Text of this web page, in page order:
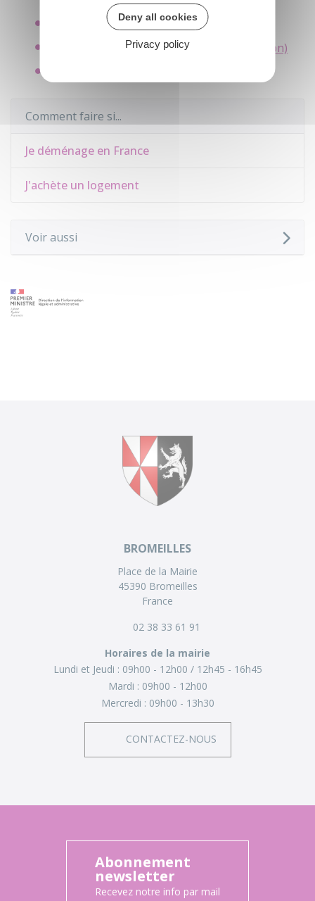
Troubles de voisinage
Vie pratique en logement individuel (maison)
Comment faire si...
Je déménage en France
J'achète un logement
Voir aussi
BROMEILLES
Place de la Mairie
45390 Bromeilles
France
02 38 33 61 91
Horaires de la mairie
Lundi et Jeudi : 09h00 - 12h00
12h45 - 16h45
Mardi : 09h00 - 12h00
Mercredi : 09h00 - 13h30
CONTACTEZ-NOUS
Abonnement
newsletter
Recevez notre info par mail
Deny all cookies
Privacy policy